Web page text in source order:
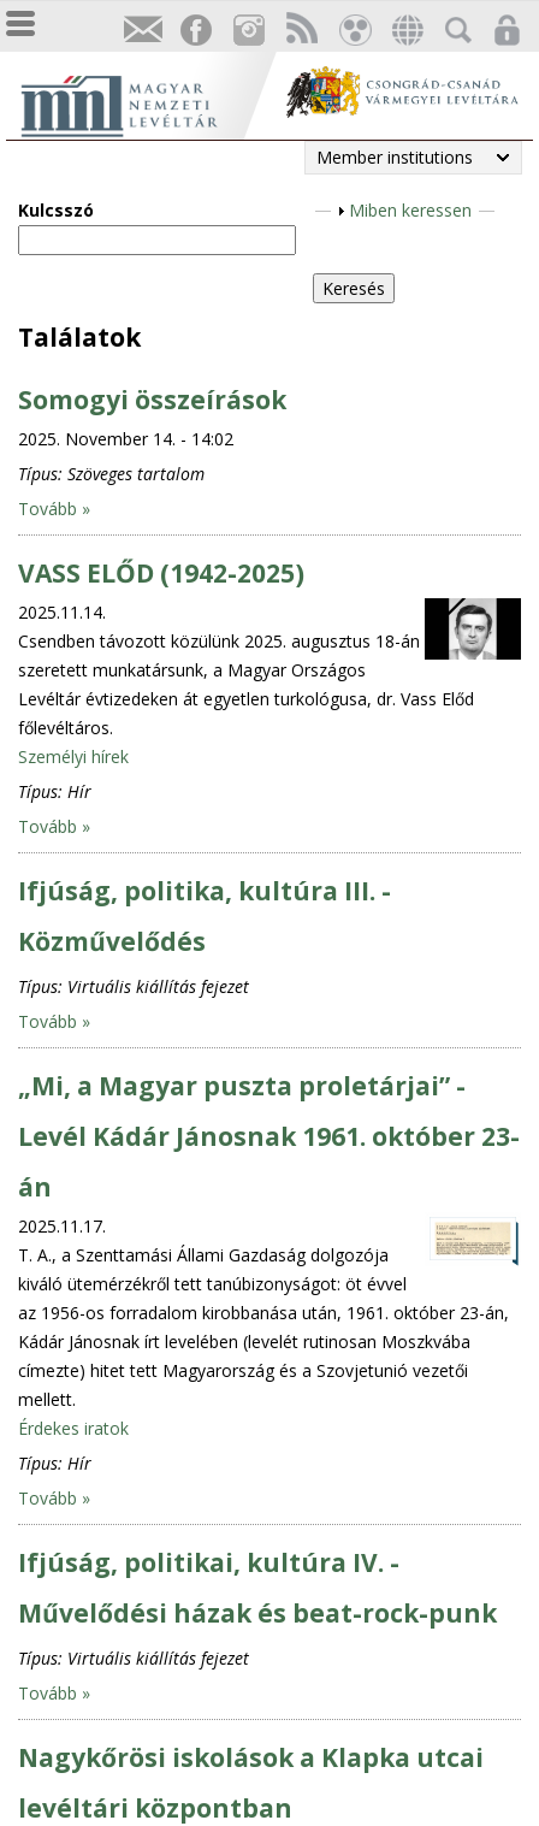
Member institutions
Kulcsszó
S
o
w
Miben keressen
Találatok
Somogyi összeírások
2025. November 14. - 14:02
Típus: Szöveges tartalom
Tovább »
VASS ELŐD (1942-2025)
2025.11.14.
Csendben távozott közülünk 2025. augusztus 18-án
szeretett munkatársunk, a Magyar Országos
Levéltár évtizedeken át egyetlen turkológusa, dr. Vass Előd
főlevéltáros.
Személyi hírek
Típus: Hír
Tovább »
Ifjúság, politika, kultúra III. -
Közművelődés
Típus: Virtuális kiállítás fejezet
Tovább »
„Mi, a Magyar puszta proletárjai” -
Levél Kádár Jánosnak 1961. október 23-
án
2025.11.17.
T. A., a Szenttamási Állami Gazdaság dolgozója
kiváló ütemérzékről tett tanúbizonyságot: öt évvel
az 1956-os forradalom kirobbanása után, 1961. október 23-án,
Kádár Jánosnak írt levelében (levelét rutinosan Moszkvába
címezte) hitet tett Magyarország és a Szovjetunió vezetői
mellett.
Érdekes iratok
Típus: Hír
Tovább »
Ifjúság, politikai, kultúra IV. -
Művelődési házak és beat-rock-punk
Típus: Virtuális kiállítás fejezet
Tovább »
Nagykőrösi iskolások a Klapka utcai
levéltári központban